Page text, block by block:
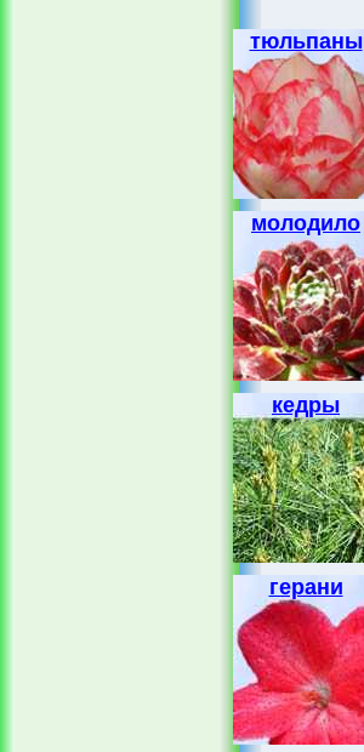
тюльпаны
молодило
кедры
герани